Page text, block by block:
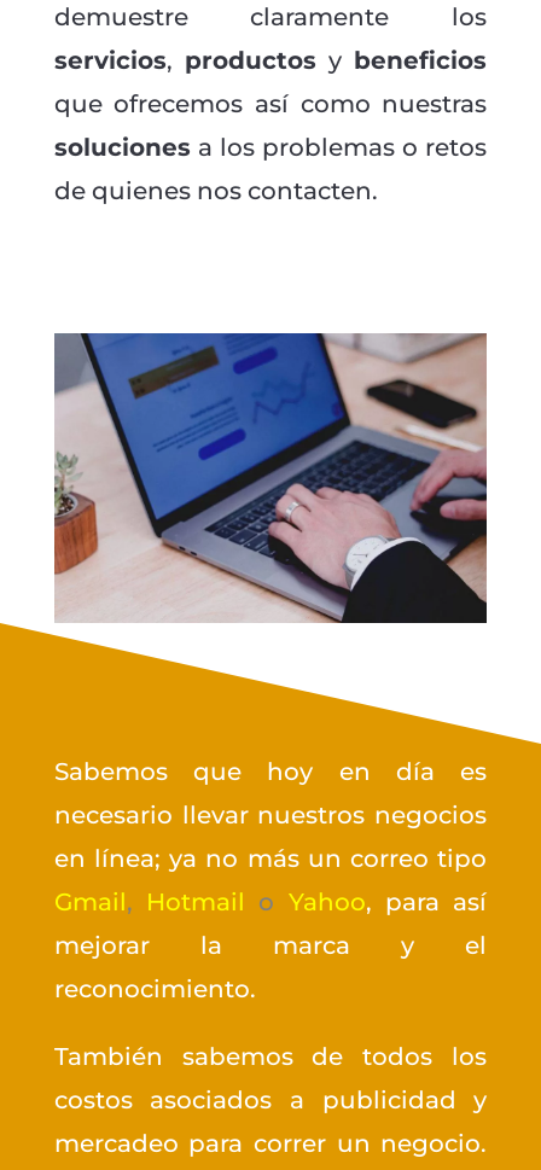
demuestre claramente los
servicios, productos y beneficios
que ofrecemos así como nuestras
soluciones a los problemas o retos
de quienes nos contacten.
Sabemos que hoy en día es
necesario llevar nuestros negocios
en línea; ya no más un correo tipo
Gmail, Hotmail o Yahoo, para así
mejorar la marca y el
reconocimiento.
También sabemos de todos los
costos asociados a publicidad y
mercadeo para correr un negocio.